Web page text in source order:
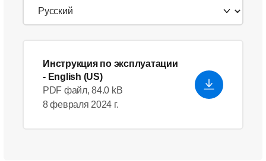
Инструкция по эксплуатации
- English (US)
PDF файл, 84.0 kB
8 февраля 2024 г.